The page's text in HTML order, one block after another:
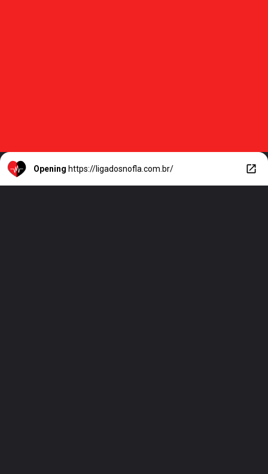
Opening https://ligadosnofla.com.br/